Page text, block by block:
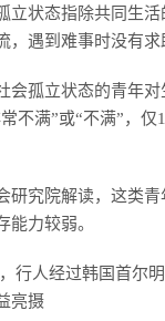
立状态指除共同生
，遇到难事时没有求
会孤立状态的青年对
不满”或“不满”，仅
研究院解读，这类
能力较弱。
行人经过韩国首尔
亮摄